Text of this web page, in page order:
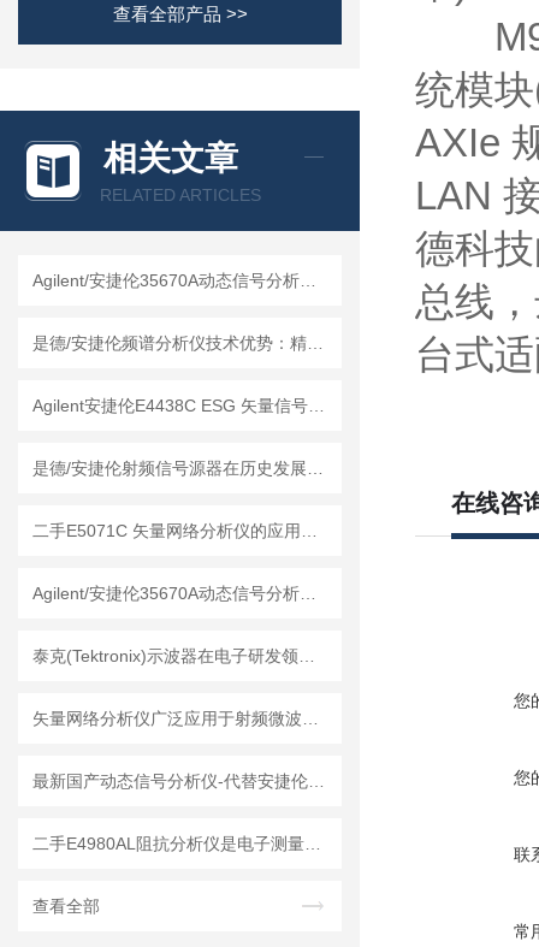
查看全部产品 >>
相关文章
RELATED ARTICLES
查看全部
统模
AXIe
LAN
德科
总线
台式
在线咨
您
您
联
常